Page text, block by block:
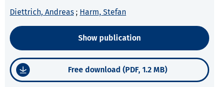
Diettrich, Andreas ; Harm, Stefan
Show publication
Free download (PDF, 1.2 MB)